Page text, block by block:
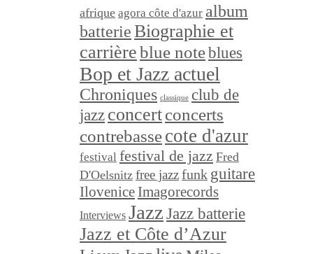
afrique agora côte d'azur album
batterieBiographie et
carrièreblue noteblues
Bop et Jazz actuel
Chroniques classique club de
jazz concertconcerts
contrebassecote d'azur
festival festival de jazz Fred
D'Oelsnitz free jazzfunk guitare
Ilovenice Imagorecords
Interviews Jazz Jazz batterie
Jazz et Côte d’Azur